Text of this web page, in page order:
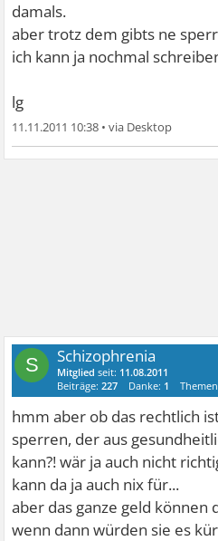
damals.
aber trotz dem gibts ne
ich kann ja nochmal
lg
11.11.2011 10:38 •
S Schizophrenia
Mitglied seit: 11.08.2011
Beiträge:227 Danke: 1
hmm aber ob das rechtlich
sperren, der aus
kann?! wär ja auch nicht
kann da ja auch nix für...
aber das ganze geld können
wenn dann würden sie es